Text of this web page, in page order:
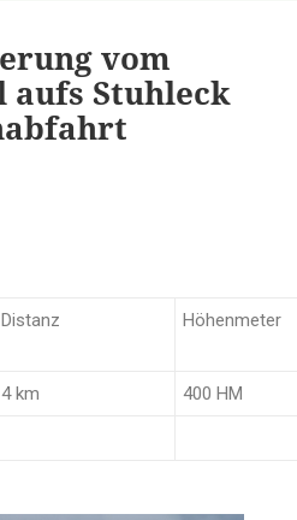
vom
Stuhleck
Distanz Höhenmeter
4 km 400 HM